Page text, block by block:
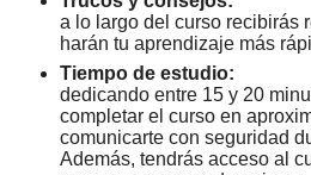
a lo largo del curso recibirás
harán tu aprendizaje más
Tiempo de estudio:
dedicando entre 15 y 20
completar el curso en
comunicarte con seguridad
Además, tendrás acceso al